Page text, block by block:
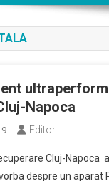
Napoca
Editor
Cluj-Napoca
despre un